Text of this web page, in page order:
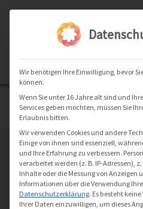
einfach. vorbestellen.
Wir benötigen Ihre Einwilligung, bevor
können.
Wenn Sie unter 16 Jahre alt sind und
Services geben möchten, müssen Sie
Erlaubnis bitten.
Wir verwenden Cookies und andere
Einige von ihnen sind essenziell,
und Ihre Erfahrung zu verbessern.
verarbeitet werden (z. B. IP-Adressen),
Inhalte oder die Messung von Anzeigen
Informationen über die Verwendung
Datenschutzerklärung. Es besteht
Ihrer Daten einzuwilligen, um dieses